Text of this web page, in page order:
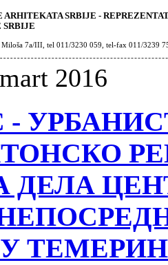
ARHITEKATA SRBIJE -
SRBIJE
Miloša 7a/III, tel 011/3230 059, tel-fax 011/3239
2016
-
ДЕЛА
ТЕМЕРИН